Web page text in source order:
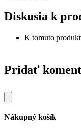
Diskusia k
K tomuto
Pridať
Nákupný košík